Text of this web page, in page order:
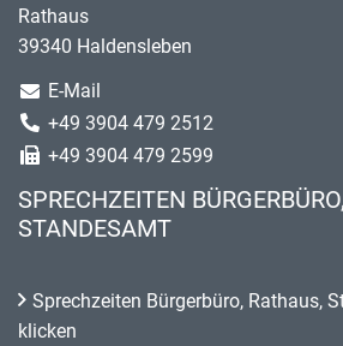
Rathaus
39340 Haldensleben
E-Mail
+49 3904 479 2512
+49 3904 479 2599
SPRECHZEITEN
STANDESAMT
Sprechzeiten Bürgerbüro, Rathaus,
klicken